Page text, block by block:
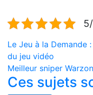
Navigation
de
l’article
Le Jeu à la Demande
du jeu vidéo
Meilleur sniper
Ces sujets